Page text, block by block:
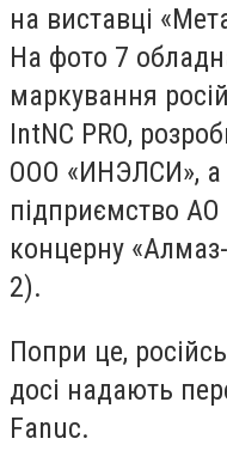
на виставці
На фото 7
маркування
IntNC PRO,
ООО «ИНЭЛСИ», а
підприємство
концерну
2).
Попри це,
досі надають
Fanuc.